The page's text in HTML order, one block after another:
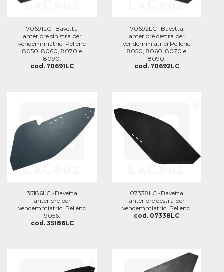
70691LC -Bavetta
anteriore sinistra per
vendemmiatrici Pellenc
8050, 8060, 8070 e
8090.
cod. 70691LC
70692LC -Bavetta
anteriore destra per
vendemmiatrici Pellenc
8050, 8060, 8070 e
8090.
cod. 70692LC
35186LC -Bavetta
anteriore per
vendemmiatrici Pellenc
9056.
cod. 35186LC
07338LC -Bavetta
anteriore destra per
vendemmiatrici Pellenc.
cod. 07338LC